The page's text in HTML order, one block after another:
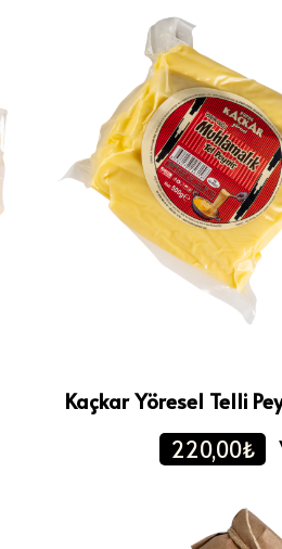
Kaçkar Yöresel Telli
220,00₺